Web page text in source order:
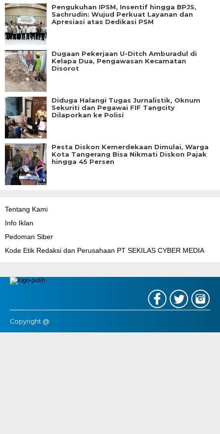
Pengukuhan IPSM, Insentif hingga BPJS,
Sachrudin: Wujud Perkuat Layanan dan
Apresiasi atas Dedikasi PSM
Dugaan Pekerjaan U-Ditch Amburadul di
Kelapa Dua, Pengawasan Kecamatan
Disorot
Diduga Halangi Tugas Jurnalistik, Oknum
Sekuriti dan Pegawai FIF Tangcity
Dilaporkan ke Polisi
Pesta Diskon Kemerdekaan Dimulai, Warga
Kota Tangerang Bisa Nikmati Diskon Pajak
hingga 45 Persen
Tentang Kami
Info Iklan
Pedoman Siber
Kode Etik Redaksi dan Perusahaan PT SEKILAS CYBER MEDIA
Copyright @